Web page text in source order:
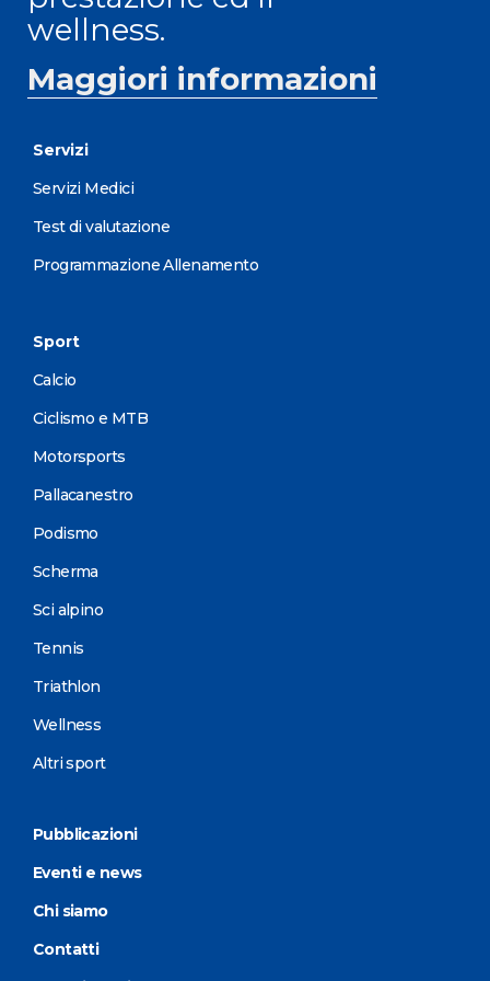
wellness.
Maggiori informazioni
Servizi
Servizi Medici
Test di valutazione
Programmazione Allenamento
Sport
Calcio
Ciclismo e MTB
Motorsports
Pallacanestro
Podismo
Scherma
Sci alpino
Tennis
Triathlon
Wellness
Altri sport
Pubblicazioni
Eventi e news
Chi siamo
Contatti